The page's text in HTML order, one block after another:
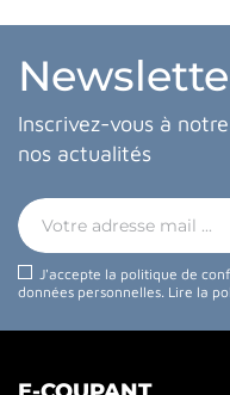
Inscrivez-vous à
nos actualités
J'accepte la politique de
données personnelles. Lire la